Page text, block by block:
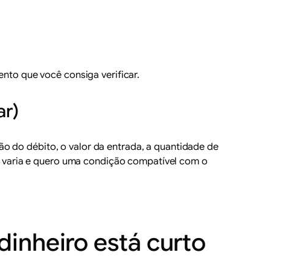
que você consiga verificar.
do débito, o valor da entrada, a quantidade de
e quero uma condição compatível com o
está curto